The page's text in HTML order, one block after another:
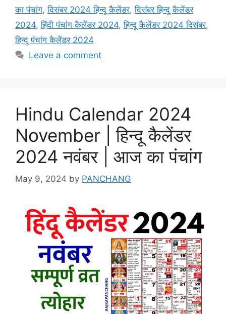
का पंचांग,दिसंबर 2024 हिन्दू कैलेंडर,दिसंबर हिन्दू कैलेंडर
2024,हिंदी पंचांग कैलेंडर 2024,हिन्दू कैलेंडर 2024 दिसंबर,
हिन्दू पंचांग कैलेंडर 2024
Leave a comment
Hindu Calendar 2024
November | हिन्दू कैलेंडर
2024 नवंबर | आज का पंचांग
May 9, 2024 by PANCHANG